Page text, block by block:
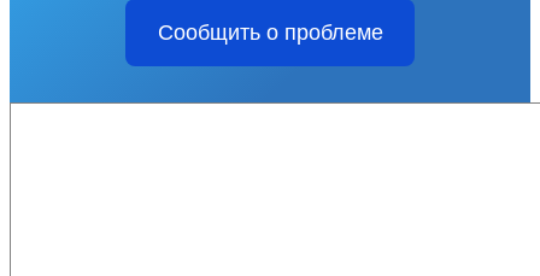
Сообщить о проблеме